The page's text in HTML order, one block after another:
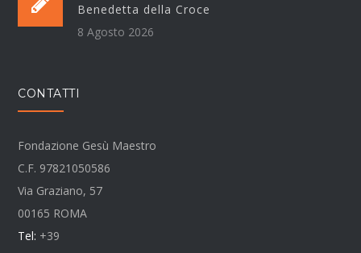
Benedetta della Croce
8 Agosto 2026
CONTATTI
Fondazione Gesù Maestro
C.F. 97821050586
Via Graziano, 57
00165 ROMA
Tel: +39